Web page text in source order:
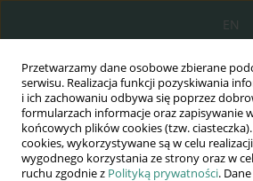
Przetwarzamy dane osobowe zbierane
serwisu. Realizacja funkcji pozyskiwania
i ich zachowaniu odbywa się poprzez
formularzach informacje oraz zapisywanie
końcowych plików cookies (tzw.
cookies, wykorzystywane są w celu
wygodnego korzystania ze strony oraz w
ruchu zgodnie z Polityką prywatności.
EN
Wydawnictwo
AWSGE
Akademia Nauk Stosowanych